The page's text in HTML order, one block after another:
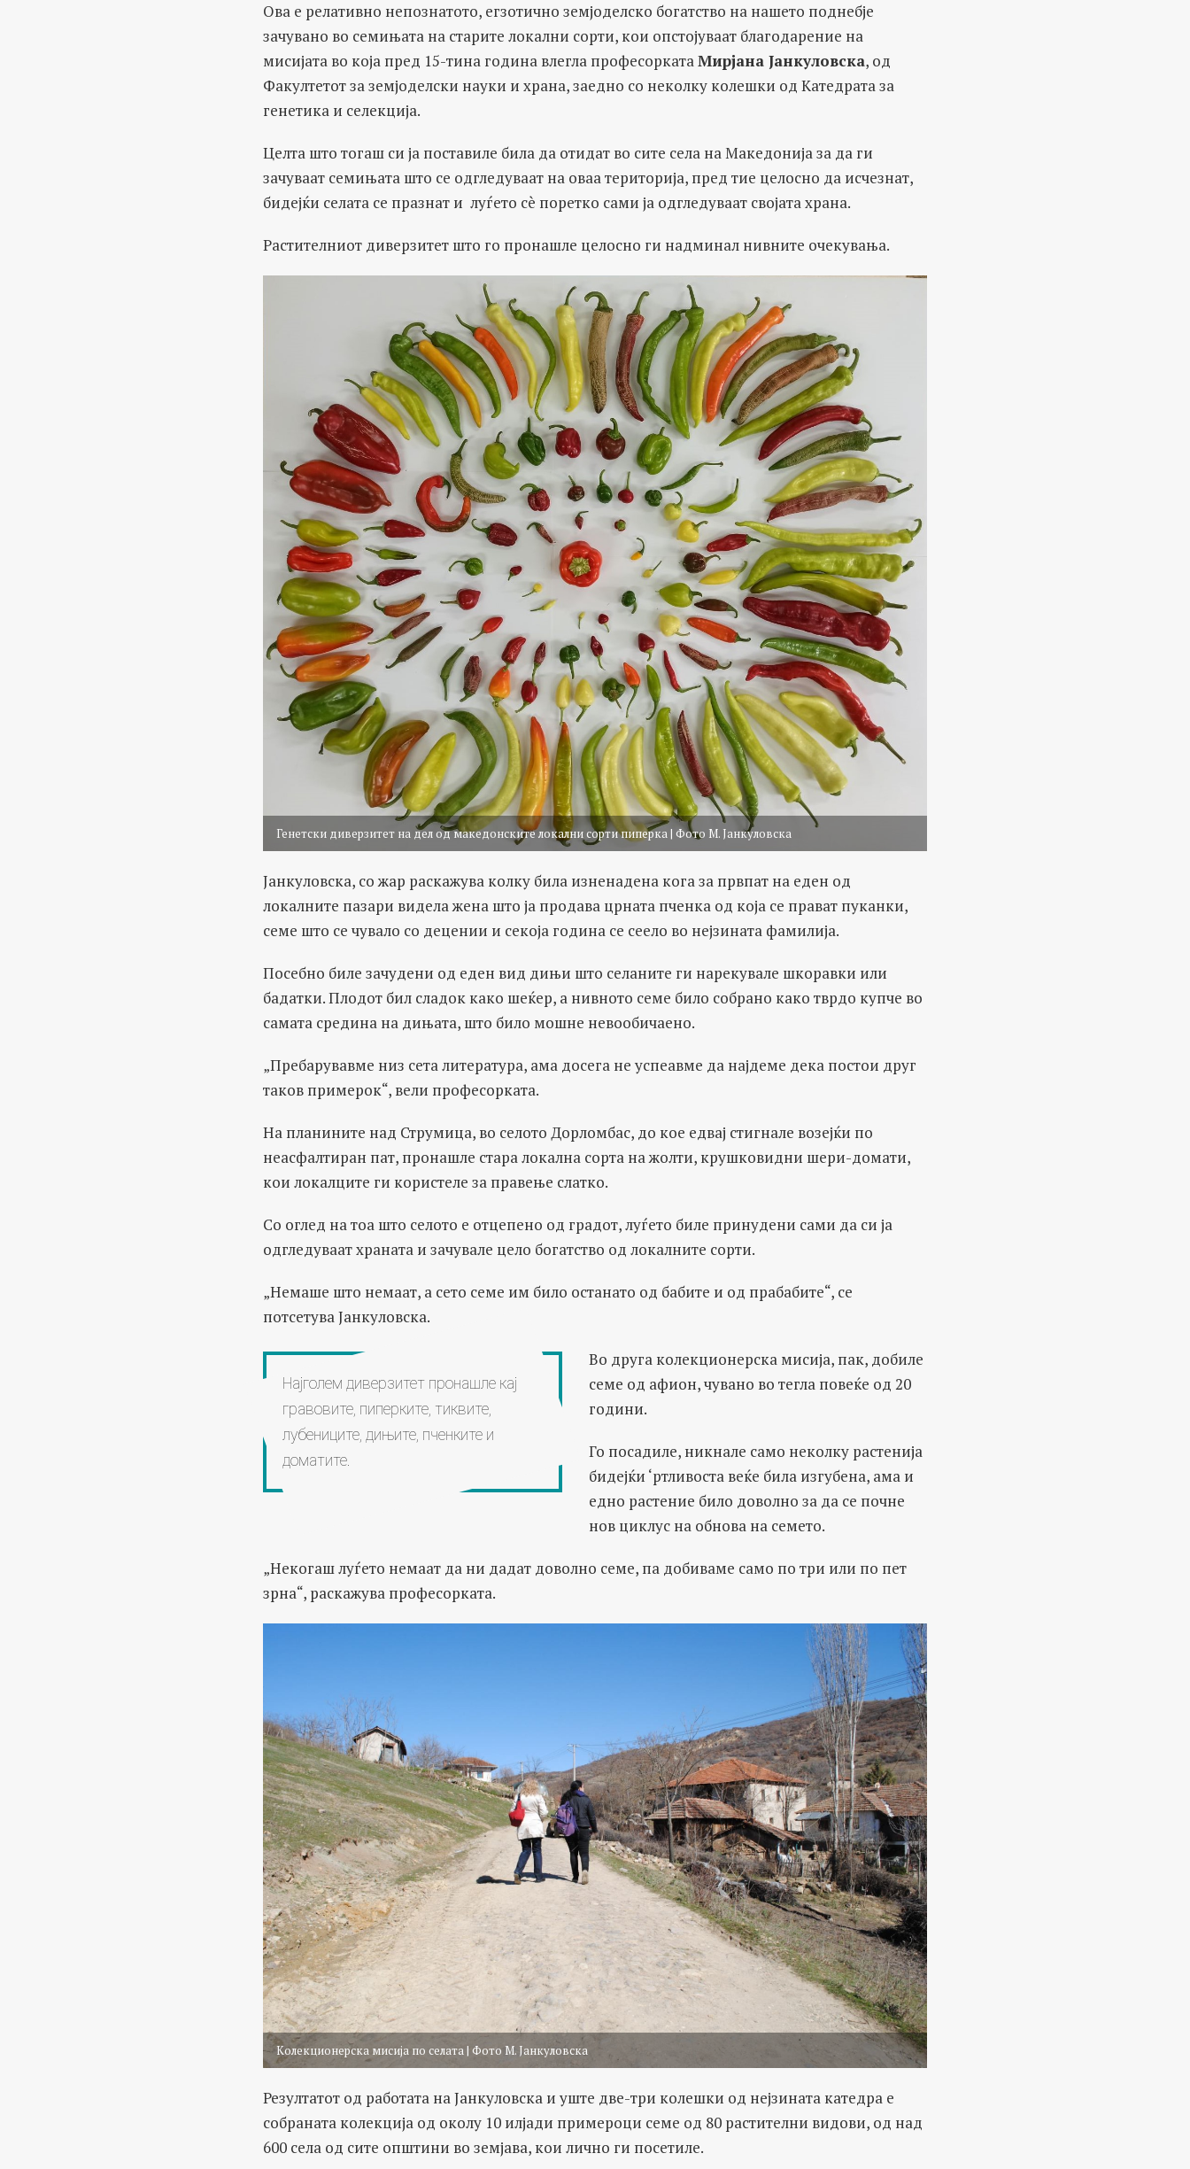
Ова е релативно непознатото, егзотично земјоделско богатство на нашето поднебје
зачувано во семињата на старите локални сорти, кои опстојуваат благодарение на
мисијата во која пред 15-тина година влегла професоркатаМирјана Јанкуловска, од
Факултетот за земјоделски науки и храна, заедно со неколку колешки од Катедрата за
генетика и селекција.
Целта што тогаш си ја поставиле била да отидат во сите села на Македонија за да ги
зачуваат семињата што се одгледуваат на оваа територија, пред тие целосно да исчезнат,
бидејќи селата се празнат и луѓето сè поретко сами ја одгледуваат својата храна.
Растителниот диверзитет што го пронашле целосно ги надминал нивните очекувања.
Генетски диверзитет на дел од македонските локални сорти пиперка | Фото М. Јанкуловска
Јанкуловска, со жар раскажува колку била изненадена кога за првпат на еден од
локалните пазари видела жена што ја продава црната пченка од која се прават пуканки,
семе што се чувало со децении и секоја година се сеело во нејзината фамилија.
Посебно биле зачудени од еден вид дињи што селаните ги нарекувале шкоравки или
бадатки. Плодот бил сладок како шеќер, а нивното семе било собрано како тврдо купче во
самата средина на дињата, што било мошне невообичаено.
„Пребарувавме низ сета литература, ама досега не успеавме да најдеме дека постои друг
таков примерок“, вели професорката.
На планините над Струмица, во селото Дорломбас, до кое едвај стигнале возејќи по
неасфалтиран пат, пронашле стара локална сорта на жолти, крушковидни шери-домати,
кои локалците ги користеле за правење слатко.
Со оглед на тоа што селото е отцепено од градот, луѓето биле принудени сами да си ја
одгледуваат храната и зачувале цело богатство од локалните сорти.
„Немаше што немаат, а сето семе им било останато од бабите и од прабабите“, се
потсетува Јанкуловска.
Најголем диверзитет пронашле кај
гравовите, пиперките, тиквите,
лубениците, дињите, пченките и
доматите.
Во друга колекционерска мисија, пак, добиле
семе од афион, чувано во тегла повеќе од 20
години.
Го посадиле, никнале само неколку растенија
бидејќи ‘ртливоста веќе била изгубена, ама и
едно растение било доволно за да се почне
нов циклус на обнова на семето.
„Некогаш луѓето немаат да ни дадат доволно семе, па добиваме само по три или по пет
зрна“, раскажува професорката.
Колекционерска мисија по селата | Фото М. Јанкуловска
Резултатот од работата на Јанкуловска и уште две-три колешки од нејзината катедра е
собранaта колекција од околу 10 илјади примероци семе од 80 растителни видови, од над
600 села од сите општини во земјава, кои лично ги посетиле.